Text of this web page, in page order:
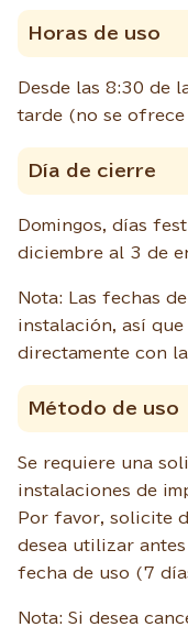
Horas de uso
Desde las 8:30 de
tarde (no se ofrece
Día de cierre
Domingos, días
diciembre al 3 de
Nota: Las fechas
instalación, así
directamente con
Método de uso
Se requiere una
instalaciones de
Por favor, solicite
desea utilizar
fecha de uso (7
Nota: Si desea